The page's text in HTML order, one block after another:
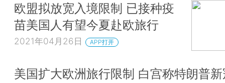
欧盟拟放宽入境限制 已接种疫
苗美国人有望今夏赴欧旅行
2021年04月26日 APP打开
美国扩大欧洲旅行限制 白宫称特朗普